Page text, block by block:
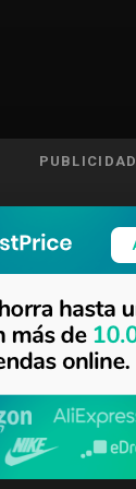
PUBLICIDAD